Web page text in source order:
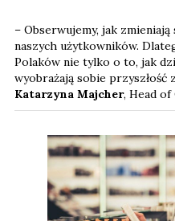
– Obserwujemy, jak
naszych użytkowników.
Polaków nie tylko o to, jak
wyobrażają sobie
Katarzyna Majcher, Head of